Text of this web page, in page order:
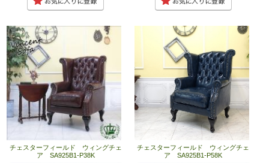
チェスターフィールド ウィングチェ
ア SA925B1-P38K
チェスターフィールド ウィングチェ
ア SA925B1-P58K